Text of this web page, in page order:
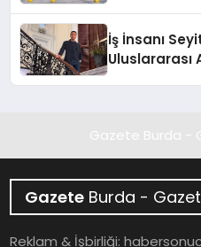
İş İnsanı
Uluslararası
Gazete Burda -
Gazete Burda -
Reklam & İşbirliği: